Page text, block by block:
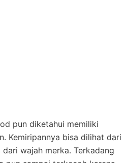
pun diketahui memiliki
Kemiripannya bisa dilihat dari
wajah merka. Terkadang